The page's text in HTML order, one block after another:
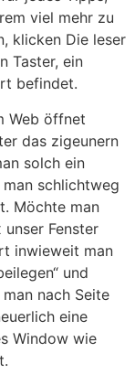
viel mehr zu
klicken Die leser
Taster, ein
befindet.
Web öffnet
das zigeunern
solch ein
schlichtweg
Möchte man
Fenster
inwieweit man
und
nach Seite
eine
Window wie